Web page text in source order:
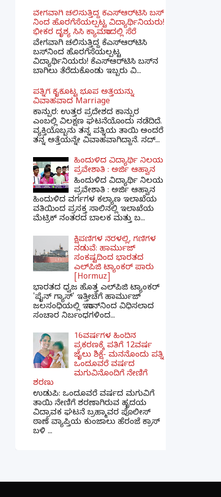
ವೇಗವಾಗಿ ಚಲಿಸುತ್ತಿದ್ದ ಕೆಎಸ್​ಆರ್​ಟಿಸಿ ಬಸ್​
ನಿಂದ ಹೊರಗೆಸೆಯಲ್ಪಟ್ಟ ವಿದ್ಯಾರ್ಥಿನಿಯರು!
ಭೀಕರ ದೃಶ್ಯ ಸಿಸಿ ಕ್ಯಾಮರಾದಲ್ಲಿ ಸೆರೆ
ವೇಗವಾಗಿ ಚಲಿಸುತ್ತಿದ್ದ ಕೆಎಸ್‌ಆರ್‌ಟಿಸಿ
ಬಸ್‌ನಿಂದ ಹೊರಗೆಸೆಯಲ್ಪಟ್ಟ
ವಿದ್ಯಾರ್ಥಿನಿಯರು! ಕೆಎಸ್‌ಆರ್‌ಟಿಸಿ ಬಸ್‌ನ
ಬಾಗಿಲು ತೆರೆದುಕೊಂಡು ಇಬ್ಬರು ವಿ...
ಪತ್ನಿಗೆ ಕೈಕೊಟ್ಟ ಭೂಪ ಅತ್ತೆಯನ್ನು
ವಿವಾಹವಾದ Marriage
ಕಾನ್ಪುರ: ಉತ್ತರ ಪ್ರದೇಶದ ಕಾನ್ಪುರ
ಎಂಬಲ್ಲಿ ವಿಲಕ್ಷಣ ಘಟನೆಯೊಂದು ನಡೆದಿದೆ.
ವ್ಯಕ್ತಿಯೊಬ್ಬನು ತನ್ನ ಪತ್ನಿಯ ತಾಯಿ ಅಂದರೆ
ತನ್ನ ಅತ್ತೆಯನ್ನೇ ವಿವಾಹವಾಗಿದ್ದಾನೆ. ಸದ್...
ಹಿಂದುಳಿದ ವಿದ್ಯಾರ್ಥಿ ನಿಲಯ
ಪ್ರವೇಶಾತಿ : ಅರ್ಜಿ ಆಹ್ವಾನ
ಹಿಂದುಳಿದ ವಿದ್ಯಾರ್ಥಿ ನಿಲಯ
ಪ್ರವೇಶಾತಿ : ಅರ್ಜಿ ಆಹ್ವಾನ
ಹಿಂದುಳಿದ ವರ್ಗಗಳ ಕಲ್ಯಾಣ ಇಲಾಖೆಯ
ವತಿಯಿಂದ ಪ್ರಸಕ್ತ ಸಾಲಿನಲ್ಲಿ ಇಲಾಖೆಯ
ಮೆಟ್ರಿಕ್ ನಂತರದ ಬಾಲಕ ಮತ್ತು ಬ...
ಕ್ಷಿಪಣಿಗಳ ನೆರಳಲ್ಲಿ, ಗಣಿಗಳ
ನಡುವೆ: ಹಾರ್ಮುಜ್
ಸಂಕಷ್ಟದಿಂದ ಭಾರತದ
ಎಲ್‌ಪಿಜಿ ಟ್ಯಾಂಕರ್ ಪಾರು
[Hormuz]
ಭಾರತದ ಧ್ವಜ ಹೊತ್ತ ಎಲ್‌ಪಿಜಿ ಟ್ಯಾಂಕರ್
'ಪೈನ್ ಗ್ಯಾಸ್' ಇತ್ತೀಚೆಗೆ ಹಾರ್ಮುಜ್
ಜಲಸಂಧಿಯಲ್ಲಿ ಇರಾನ್‌ನಿಂದ ವಿಧಿಸಲಾದ
ಸಂಚಾರ ನಿರ್ಬಂಧಗಳಿಂದ...
16ವರ್ಷಗಳ ಹಿಂದಿನ
ಪ್ರಕರಣಕ್ಕೆ ಪತಿಗೆ 12ವರ್ಷ
ಜೈಲು ಶಿಕ್ಷೆ- ಮನನೊಂದು ಪತ್ನಿ
ಒಂದೂವರೆ ವರ್ಷದ
ಮಗುವಿನೊಂದಿಗೆ ನೇಣಿಗೆ
ಶರಣು
ಉಡುಪಿ: ಒಂದೂವರೆ ವರ್ಷದ ಮಗುವಿಗೆ
ತಾಯಿ ನೇಣಿಗೆ ಶರಣಾಗಿರುವ ಹೃದಯ
ವಿದ್ರಾವಕ ಘಟನೆ ಬ್ರಹ್ಮಾವರ ಪೊಲೀಸ್
ಠಾಣೆ ವ್ಯಾಪ್ತಿಯ ಕುಂಜಾಲು ಹೆರಂಜೆ ಕ್ರಾಸ್
ಬಳಿ ...
×
📢 ನಮ್ಮ WhatsApp ಗ್ರೂಪ್‌ಗೆ ಸೇರಿ — ತಕ್ಷಣದ